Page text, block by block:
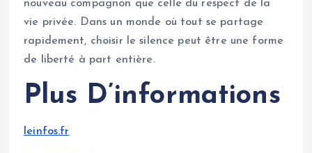
nouveau compagnon que celle du respect de la
vie privée. Dans un monde où tout se partage
rapidement, choisir le silence peut être une forme
de liberté à part entière.
Plus D’informations
leinfos.fr